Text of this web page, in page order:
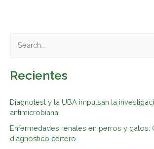
s
a
p
Recientes
Diagnotest y la UBA impulsan la
antimicrobiana
Enfermedades renales en perros y gatos:
diagnóstico certero